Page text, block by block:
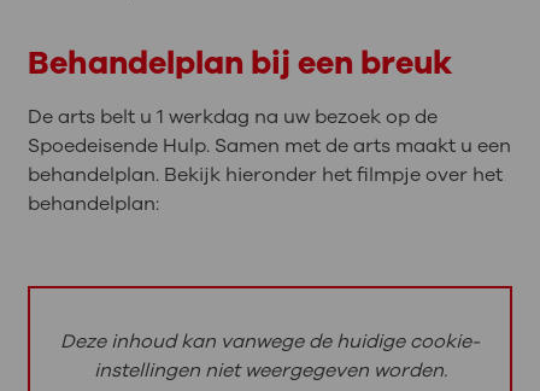
Behandelplan bij een breuk
De arts belt u 1 werkdag na uw bezoek op de
Spoedeisende Hulp. Samen met de arts maakt u een
behandelplan. Bekijk hieronder het filmpje over het
behandelplan:
Deze inhoud kan vanwege de huidige cookie-
instellingen niet weergegeven worden.